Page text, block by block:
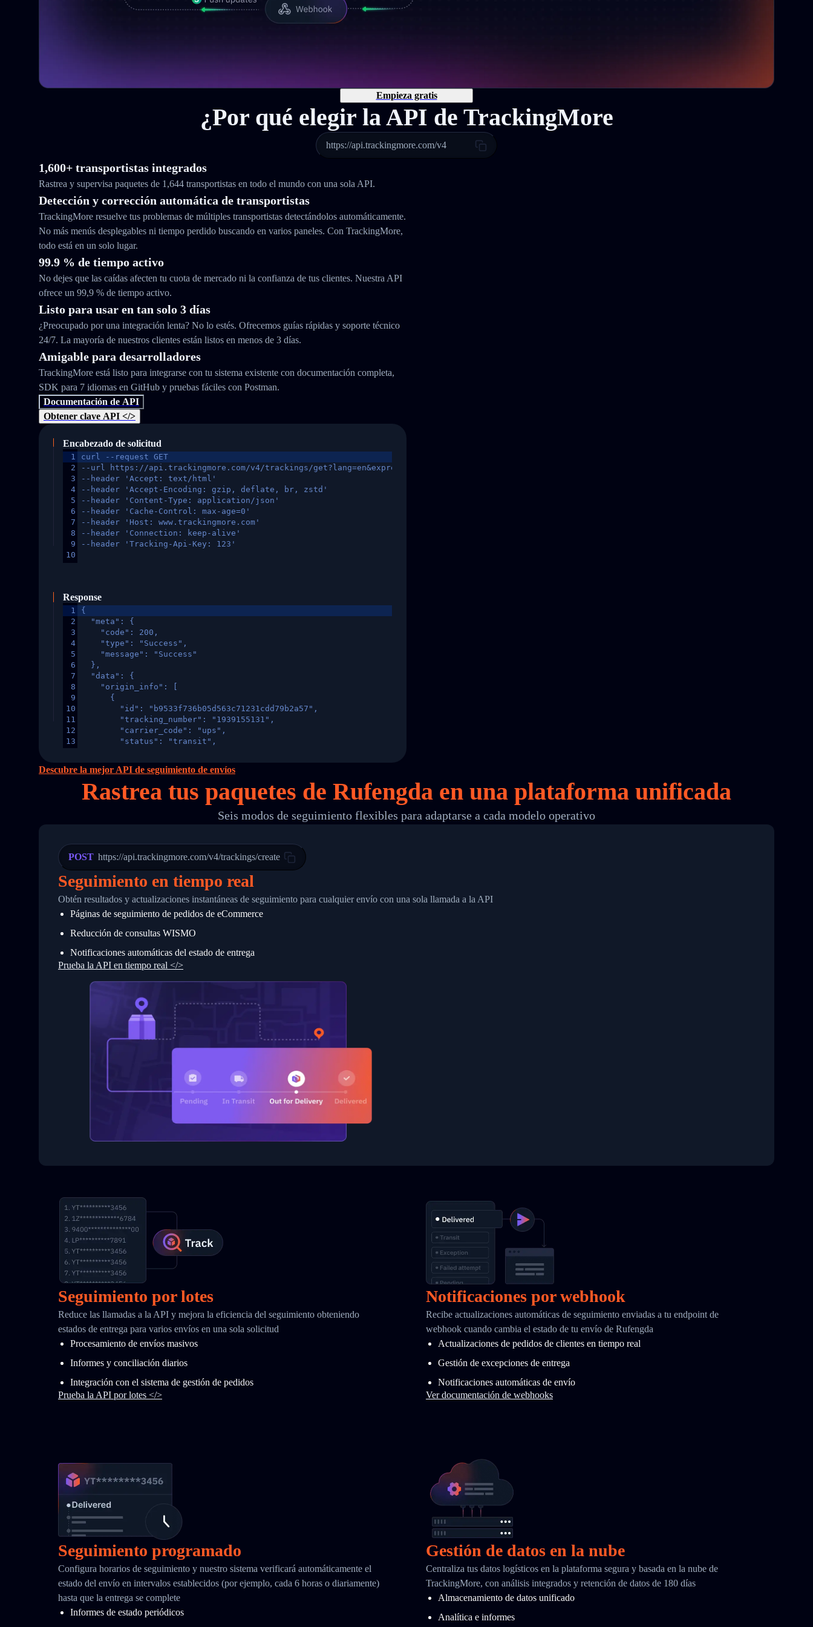
Empieza gratis
¿Por qué elegir la API de TrackingMore
https://api.trackingmore.com/v4
1,600+ transportistas integrados
Rastrea y supervisa paquetes de 1,644 transportistas en todo el mundo con una sola API.
Detección y corrección automática de transportistas
TrackingMore resuelve tus problemas de múltiples transportistas detectándolos automáticamente.
No más menús desplegables ni tiempo perdido buscando en varios paneles. Con TrackingMore,
todo está en un solo lugar.
99.9 % de tiempo activo
No dejes que las caídas afecten tu cuota de mercado ni la confianza de tus clientes. Nuestra API
ofrece un 99,9 % de tiempo activo.
Listo para usar en tan solo 3 días
¿Preocupado por una integración lenta? No lo estés. Ofrecemos guías rápidas y soporte técnico
24/7. La mayoría de nuestros clientes están listos en menos de 3 días.
Amigable para desarrolladores
TrackingMore está listo para integrarse con tu sistema existente con documentación completa,
SDK para 7 idiomas en GitHub y pruebas fáciles con Postman.
Documentación de API
Obtener clave API </>
Encabezado de solicitud
1
2
3
4
5
6
7
8
9
10
curl --request GET
--url https://api.trackingmore.com/v4/trackings/get?lang=en&express=ups&tracknumber=1939155131
--header 'Accept: text/html'
--header 'Accept-Encoding: gzip, deflate, br, zstd'
--header 'Content-Type: application/json'
--header 'Cache-Control: max-age=0'
--header 'Host: www.trackingmore.com'
--header 'Connection: keep-alive'
--header 'Tracking-Api-Key: 123'
Response
1
2
3
4
5
6
7
8
9
10
11
12
13
16
24
25
26
27
28
29
31
32
34
{
  "meta": {
    "code": 200,
    "type": "Success",
    "message": "Success"
  },
  "data": {
    "origin_info": [
      {
        "id": "b9533f736b05d563c71231cdd79b2a57",
        "tracking_number": "1939155131",
        "carrier_code": "ups",
        "status": "transit",
        "itemTimeLength": 2,
        "weblink": "",
        "phone": null,
            "Details": "Departed Facility in HONG KONG-HONG KONG, HONG KONG-HONG KONG,2017-03-08 04:22:00"
          },
          {
            "Date": "2017-03-06 15:28:00",
            "StatusDescription": "Shipment picked up",
            "Details": "BEIJING-CHINA,PEOPLES REPUBLIC"
          }
      }
    ]
}
Descubre la mejor API de seguimiento de envíos
Rastrea tus paquetes de Rufengda en una plataforma unificada
Seis modos de seguimiento flexibles para adaptarse a cada modelo operativo
POST https://api.trackingmore.com/v4/trackings/create
Seguimiento en tiempo real
Obtén resultados y actualizaciones instantáneas de seguimiento para cualquier envío con una sola llamada a la API
Páginas de seguimiento de pedidos de eCommerce
Reducción de consultas WISMO
Notificaciones automáticas del estado de entrega
Prueba la API en tiempo real </>
Seguimiento por lotes
Reduce las llamadas a la API y mejora la eficiencia del seguimiento obteniendo
estados de entrega para varios envíos en una sola solicitud
Procesamiento de envíos masivos
Informes y conciliación diarios
Integración con el sistema de gestión de pedidos
Prueba la API por lotes </>
Notificaciones por webhook
Recibe actualizaciones automáticas de seguimiento enviadas a tu endpoint de
webhook cuando cambia el estado de tu envío de Rufengda
Actualizaciones de pedidos de clientes en tiempo real
Gestión de excepciones de entrega
Notificaciones automáticas de envío
Ver documentación de webhooks
Seguimiento programado
Configura horarios de seguimiento y nuestro sistema verificará automáticamente el
estado del envío en intervalos establecidos (por ejemplo, cada 6 horas o diariamente)
hasta que la entrega se complete
Informes de estado periódicos
Gestión de datos en la nube
Centraliza tus datos logísticos en la plataforma segura y basada en la nube de
TrackingMore, con análisis integrados y retención de datos de 180 días
Almacenamiento de datos unificado
Analítica e informes